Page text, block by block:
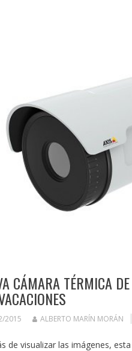
CÁMARA TÉRMICA
2015 ALBERTO MARÍN MORÁN
de visualizar las imágenes,